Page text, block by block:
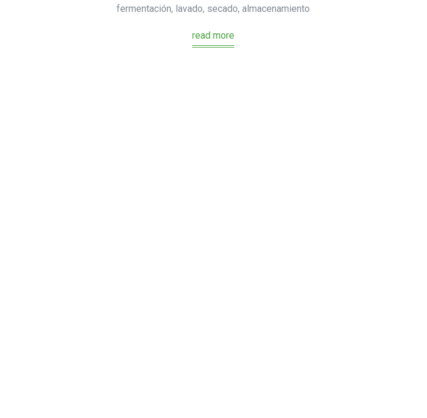
fermentación, lavado, secado, almacenamiento
read more